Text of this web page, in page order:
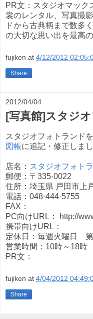
PR文：スタジオマック
裳のレンタル、写真撮
ドから古典柄まで数多
の大切な思い出を最高
fujiken at 4/12/2012
Share
2012/04/04
[写真館]スタジ
スタジオフォトランド
図帳に追記・修正しまし
店名： スタジオフォト
郵便：〒335-0022
住所：埼玉県 戸田市上
電話：048-444-5755
FAX：
PC向けURL： http://
携帯向けURL：
定休日：毎週火曜日 第
営業時間：10時～18時
PR文：
fujiken at 4/04/2012
Share